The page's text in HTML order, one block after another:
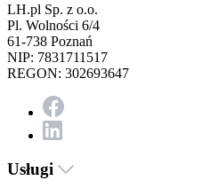
LH.pl Sp. z o.o.
Pl. Wolności 6/4
61-738 Poznań
NIP: 7831711517
REGON: 302693647
Usługi